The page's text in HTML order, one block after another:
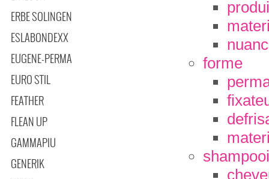
ERBE SOLINGEN
ESLABONDEXX
EUGENE-PERMA
EURO STIL
FEATHER
FLEAN UP
GAMMAPIU
GENERIK
forme